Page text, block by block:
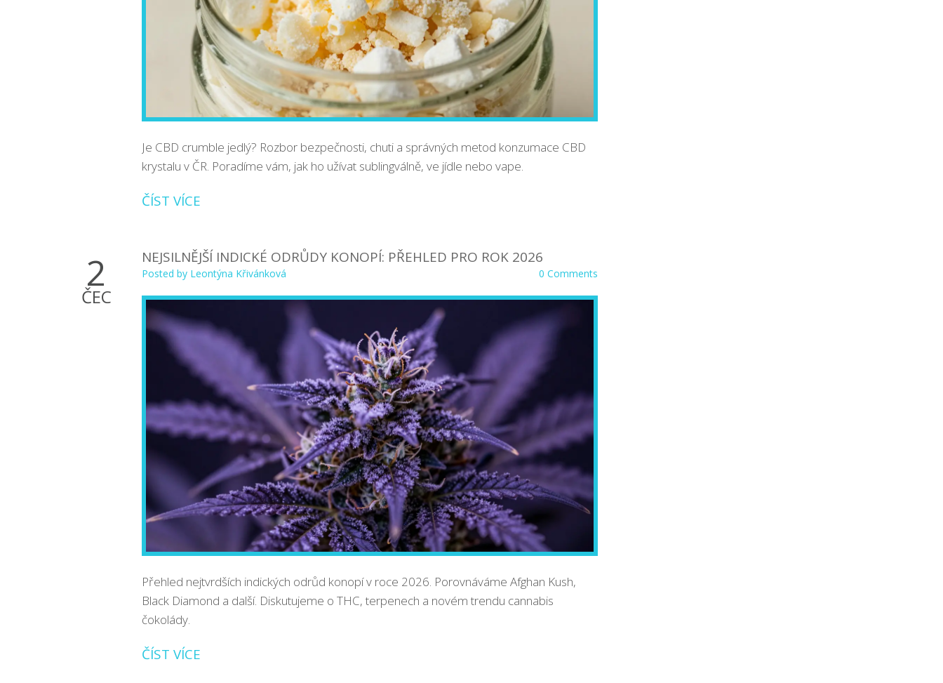
Je CBD crumble jedlý? Rozbor bezpečnosti, chuti a správných metod konzumace CBD
krystalu v ČR. Poradíme vám, jak ho užívat sublingválně, ve jídle nebo vape.
ČÍST VÍCE
2
ČEC
NEJSILNĚJŠÍ INDICKÉ ODRŮDY KONOPÍ: PŘEHLED PRO ROK 2026
Posted by Leontýna Křivánková 0 Comments
Přehled nejtvrdších indických odrůd konopí v roce 2026. Porovnáváme Afghan Kush,
Black Diamond a další. Diskutujeme o THC, terpenech a novém trendu cannabis
čokolády.
ČÍST VÍCE